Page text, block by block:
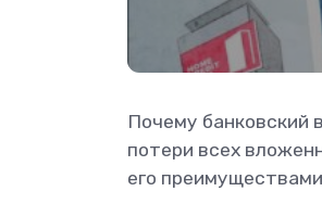
Почему банковский
потери всех
его